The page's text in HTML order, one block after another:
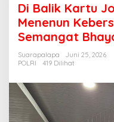
Kartu
Joker,
Polres
dalam
Di Balik Kartu
Menenun
Semangat
Suarapalapa
Juni 25, 2026
POLRI
419 Dilihat